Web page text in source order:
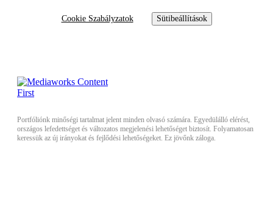
Cookie Szabályzatok Sütibeállítások
Portfóliónk minőségi tartalmat jelent minden olvasó számára. Egyedülálló elérést,
országos lefedettséget és változatos megjelenési lehetőséget biztosít. Folyamatosan
keressük az új irányokat és fejlődési lehetőségeket. Ez jövőnk záloga.